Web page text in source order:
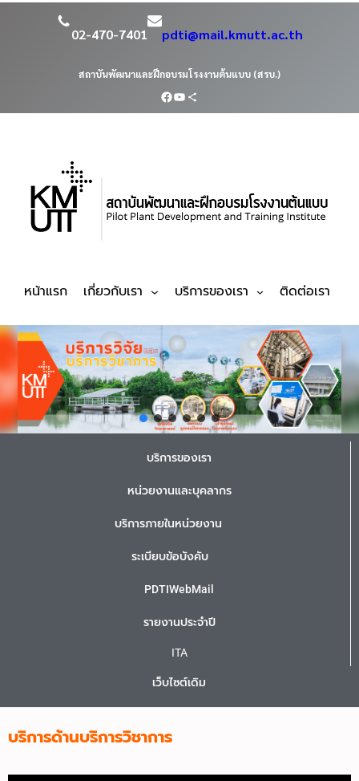
02-470-7401 pdti@mail.kmutt.ac.th
สถาบันพัฒนาและฝึกอบรมโรงงานต้นแบบ (สรบ.)
หน้าแรก เกี่ยวกับเรา บริการของเรา ติดต่อเรา
บริการของเรา
หน่วยงานและบุคลากร
บริการภายในหน่วยงาน
ระเบียบข้อบังคับ
PDTIWebMail
รายงานประจำปี
ITA
เว็บไซต์เดิม
บริการด้านบริการวิชาการ